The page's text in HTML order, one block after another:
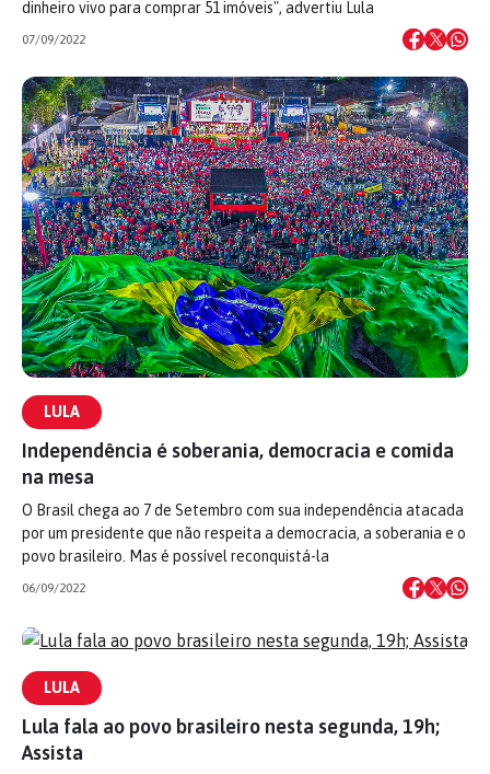
dinheiro vivo para comprar 51 imóveis", advertiu Lula
07/09/2022
LULA
Independência é soberania, democracia e comida
na mesa
O Brasil chega ao 7 de Setembro com sua independência atacada
por um presidente que não respeita a democracia, a soberania e o
povo brasileiro. Mas é possível reconquistá-la
06/09/2022
LULA
Lula fala ao povo brasileiro nesta segunda, 19h;
Assista